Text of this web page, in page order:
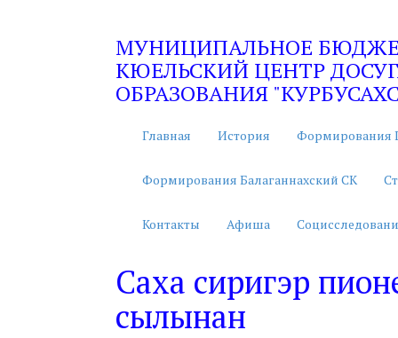
МУНИЦИПАЛЬНОЕ
КЮЕЛЬСКИЙ ЦЕНТР
ОБРАЗОВАНИЯ
Главная История Формирования
Формирования Балаганнахский СК
Контакты Афиша
Саха сиригэр
сылынан